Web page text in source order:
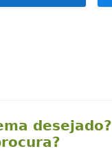
desejado?